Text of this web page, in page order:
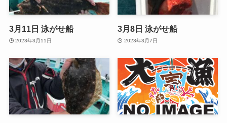
3月11日 泳がせ船
2023年3月11日
3月8日 泳がせ船
2023年3月7日